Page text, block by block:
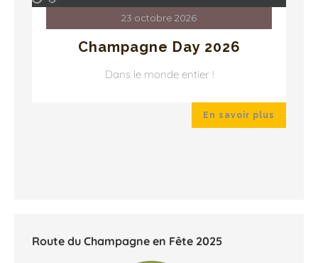
23 octobre 2026
Champagne Day 2026
Dans le monde entier !
En savoir plus
Route du Champagne en Fête 2025